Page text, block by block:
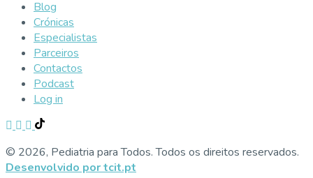
Blog
Crónicas
Especialistas
Parceiros
Contactos
Podcast
Log in
© 2026, Pediatria para Todos. Todos os direitos reservados.
Desenvolvido por tcit.pt